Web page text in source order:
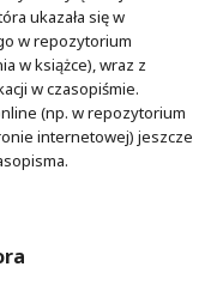
ukazała się w
w repozytorium
w książce), wraz z
w czasopiśmie.
(np. w repozytorium
internetowej) jeszcze